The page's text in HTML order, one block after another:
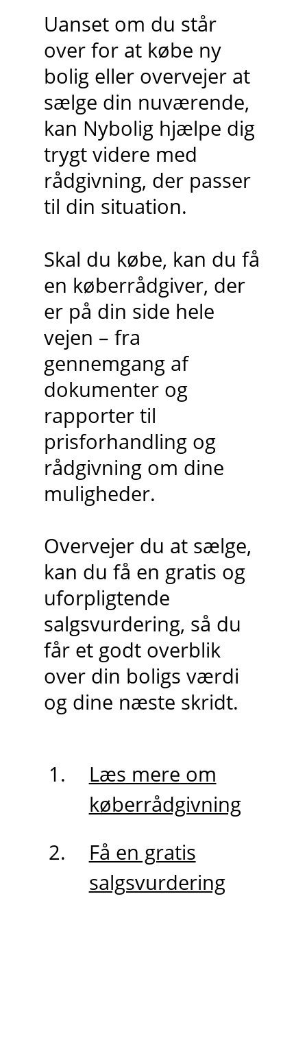
Uanset om du står
over for at købe ny
bolig eller overvejer at
sælge din nuværende,
kan Nybolig hjælpe dig
trygt videre med
rådgivning, der passer
til din situation.
Skal du købe, kan du få
en køberrådgiver, der
er på din side hele
vejen – fra
gennemgang af
dokumenter og
rapporter til
prisforhandling og
rådgivning om dine
muligheder.
Overvejer du at sælge,
kan du få en gratis og
uforpligtende
salgsvurdering, så du
får et godt overblik
over din boligs værdi
og dine næste skridt.
Læs mere om
køberrådgivning
Få en gratis
salgsvurdering